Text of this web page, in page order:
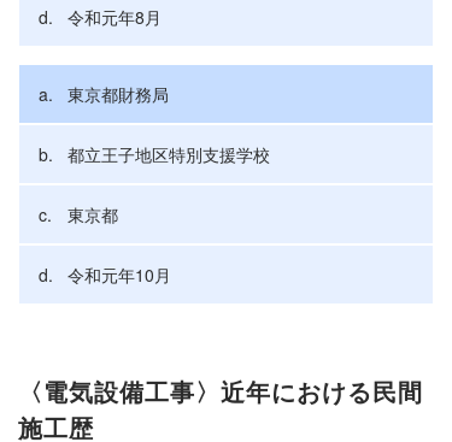
令和元年8月
東京都財務局
都立王子地区特別支援学校
東京都
令和元年10月
〈電気設備工事〉近年における民間
施工歴